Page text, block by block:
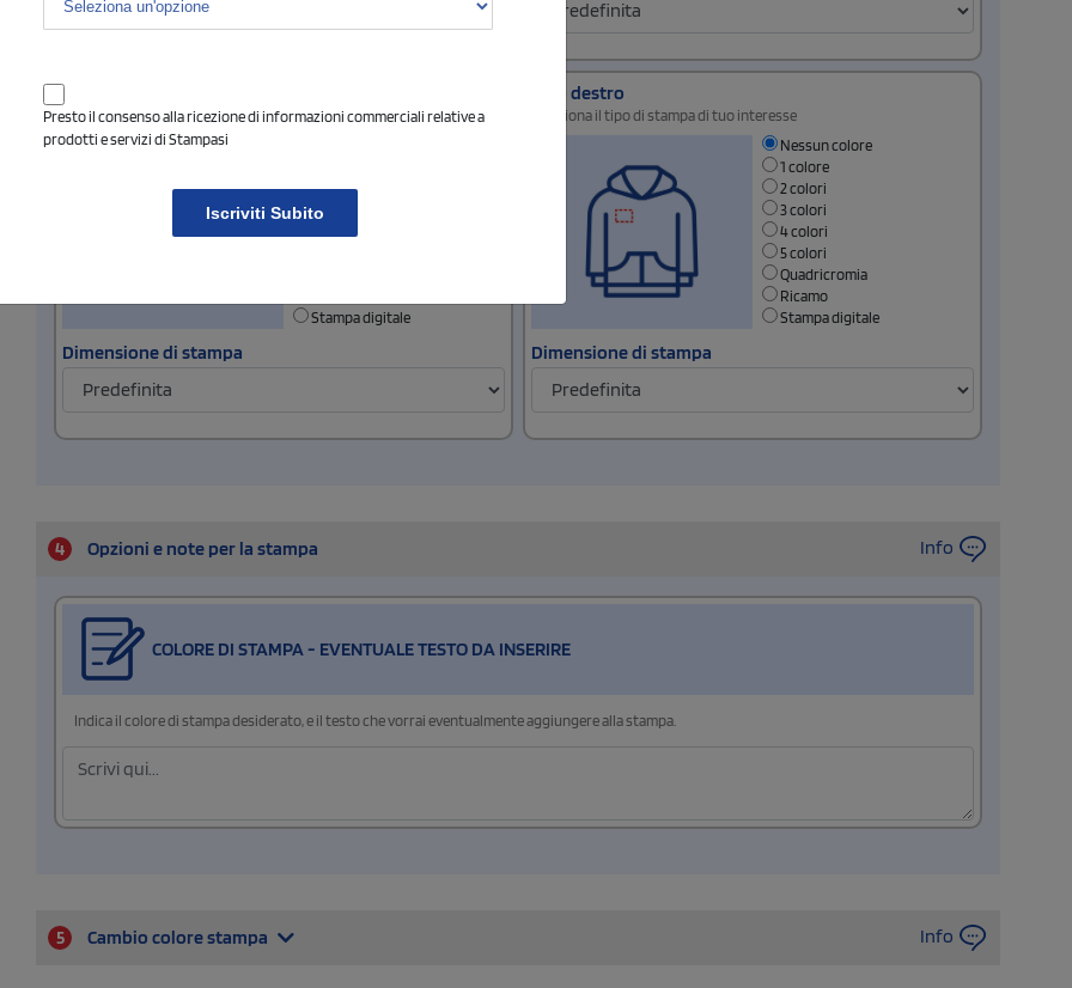
Lato cuore
Seleziona il tipo di stampa di tuo interesse
2 colori
3 colori
4 colori
Stampa digitale
Dimensione di stampa
Lato destro
Seleziona il tipo di stampa di tuo interesse
Nessun colore
1 colore
2 colori
3 colori
4 colori
5 colori
Quadricromia
Ricamo
Stampa digitale
Dimensione di stampa
4 Opzioni e note per la stampa Info
COLORE DI STAMPA - EVENTUALE TESTO DA INSERIRE
Indica il colore di stampa desiderato, e il testo che vorrai eventualmente aggiungere alla stampa.
5 Cambio colore stampa Info
Presto il consenso alla ricezione di informazioni commerciali relative a
prodotti e servizi di Stampasi
Iscriviti Subito